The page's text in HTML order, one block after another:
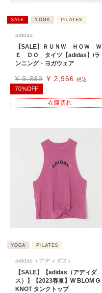
SALE YOGA PILATES
adidas
【SALE】ＲＵＮＷ ＨＯＷ Ｗ
Ｅ ＤＯ タイツ【adidas】/ラ
ンニング・ヨガウェア
¥ 9,889 ¥ 2,966 税込
70%OFF
在庫切れ
YOGA PILATES
adidas（アディダス）
【SALE】【adidas（アディダ
ス）】【2023春夏】W BLOM G
KNOT タンクトップ